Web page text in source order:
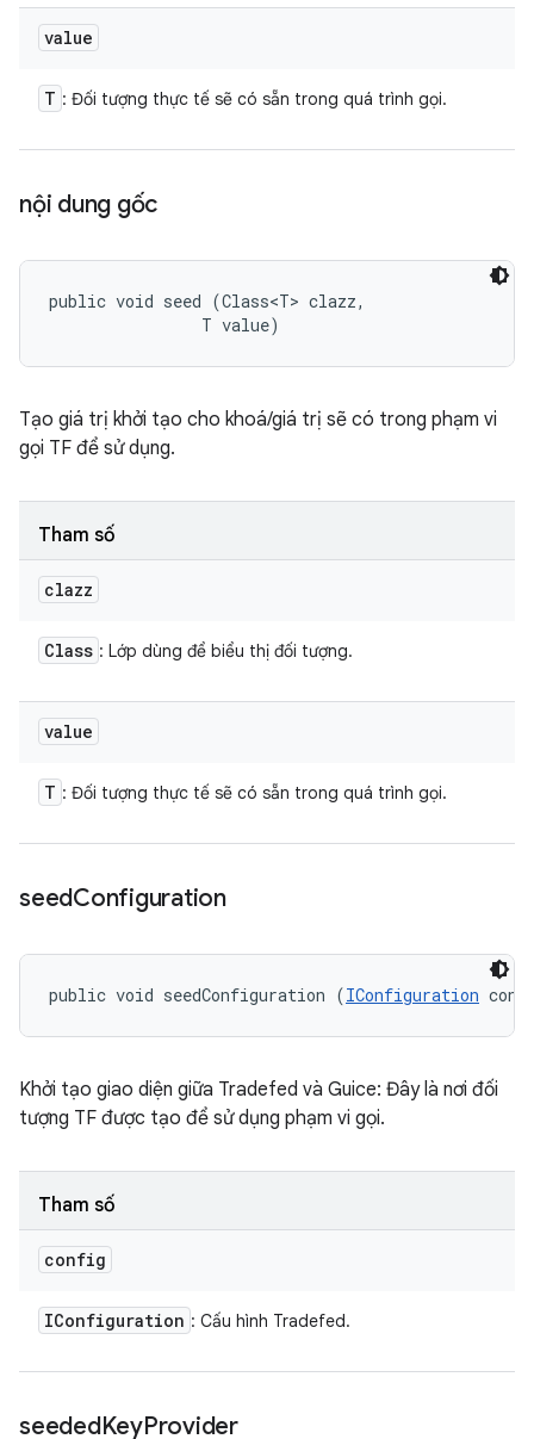
value
T : Đối tượng thực tế sẽ có sẵn trong quá trình gọi.
nội dung gốc
public void seed (Class<T> clazz,
                T value)
Tạo giá trị khởi tạo cho khoá/giá trị sẽ có trong phạm vi
gọi TF để sử dụng.
Tham số
clazz
Class : Lớp dùng để biểu thị đối tượng.
value
T : Đối tượng thực tế sẽ có sẵn trong quá trình gọi.
seedConfiguration
public void seedConfiguration (IConfiguration
Khởi tạo giao diện giữa Tradefed và Guice: Đây là nơi đối
tượng TF được tạo để sử dụng phạm vi gọi.
Tham số
config
IConfiguration : Cấu hình Tradefed.
seededKeyProvider